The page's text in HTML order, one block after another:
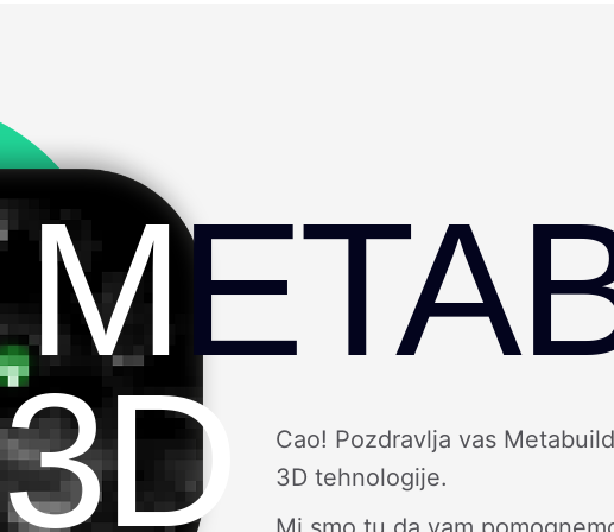
M
3D
Cao! Pozdravlja vas
3D tehnologije.